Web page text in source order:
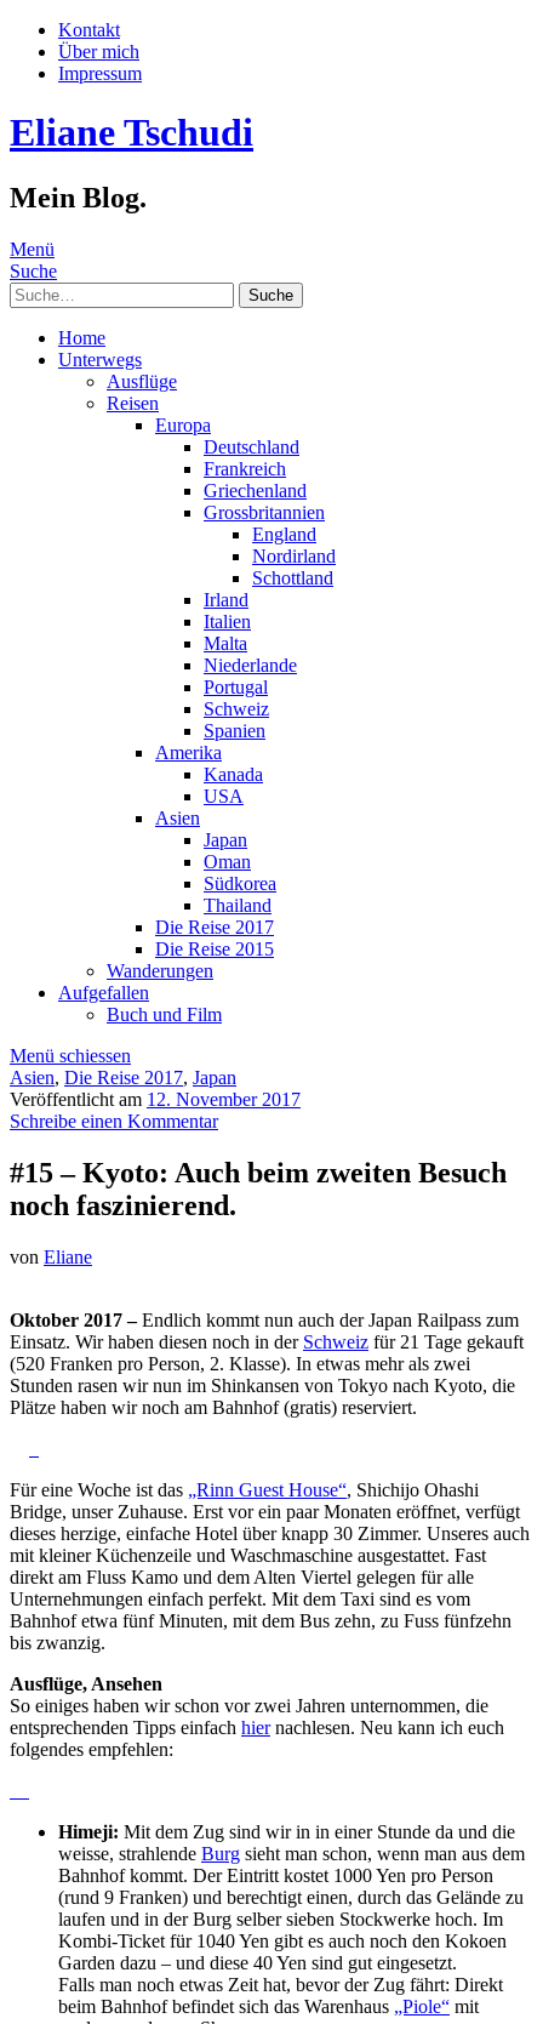
Kontakt
Über mich
Impressum
Eliane Tschudi
Mein Blog.
Menü
Suche
Suche
Home
Unterwegs
Ausflüge
Reisen
Europa
Deutschland
Frankreich
Griechenland
Grossbritannien
England
Nordirland
Schottland
Irland
Italien
Malta
Niederlande
Portugal
Schweiz
Spanien
Amerika
Kanada
USA
Asien
Japan
Oman
Südkorea
Thailand
Die Reise 2017
Die Reise 2015
Wanderungen
Aufgefallen
Buch und Film
Menü schiessen
Asien, Die Reise 2017, Japan
Veröffentlicht am 12. November 2017
Schreibe einen Kommentar
#15 – Kyoto: Auch beim zweiten Besuch
noch faszinierend.
von Eliane
Oktober 2017 –Endlich kommt nun auch der Japan Railpass zum
Einsatz. Wir haben diesen noch in der Schweiz für 21 Tage gekauft
(520 Franken pro Person, 2. Klasse). In etwas mehr als zwei
Stunden rasen wir nun im Shinkansen von Tokyo nach Kyoto, die
Plätze haben wir noch am Bahnhof (gratis) reserviert.
Für eine Woche ist das „Rinn Guest House“, Shichijo Ohashi
Bridge, unser Zuhause. Erst vor ein paar Monaten eröffnet, verfügt
dieses herzige, einfache Hotel über knapp 30 Zimmer. Unseres auch
mit kleiner Küchenzeile und Waschmaschine ausgestattet. Fast
direkt am Fluss Kamo und dem Alten Viertel gelegen für alle
Unternehmungen einfach perfekt. Mit dem Taxi sind es vom
Bahnhof etwa fünf Minuten, mit dem Bus zehn, zu Fuss fünfzehn
bis zwanzig.
Ausflüge, Ansehen
So einiges haben wir schon vor zwei Jahren unternommen, die
entsprechenden Tipps einfach hiernachlesen. Neu kann ich euch
folgendes empfehlen:
Himeji: Mit dem Zug sind wir in in einer Stunde da und die
weisse, strahlende Burg sieht man schon, wenn man aus dem
Bahnhof kommt. Der Eintritt kostet 1000 Yen pro Person
(rund 9 Franken) und berechtigt einen, durch das Gelände zu
laufen und in der Burg selber sieben Stockwerke hoch. Im
Kombi-Ticket für 1040 Yen gibt es auch noch den Kokoen
Garden dazu – und diese 40 Yen sind gut eingesetzt.
Falls man noch etwas Zeit hat, bevor der Zug fährt: Direkt
beim Bahnhof befindet sich das Warenhaus „Piole“ mit